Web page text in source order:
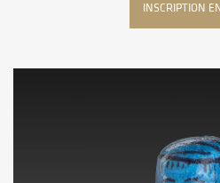
INSCRIPTION